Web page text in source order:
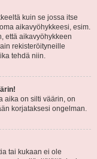
kuin se jossa itse
aikavyöhykkeesi, esim.
että aikavyöhykkeen
rekisteröityneille
tehdä niin.
aika on silti väärin, on
korjataksesi ongelman.
tai kukaan ei ole